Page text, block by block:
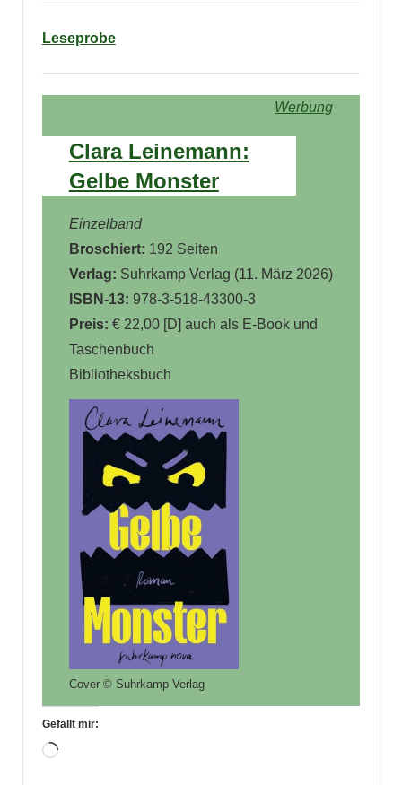
Leseprobe
Werbung
Clara Leinemann:
Gelbe Monster
Einzelband
Broschiert: 192 Seiten
Verlag: Suhrkamp Verlag (11. März 2026)
ISBN-13: 978-3-518-43300-3
Preis: € 22,00 [D] auch als E-Book und
Taschenbuch
Bibliotheksbuch
Cover © Suhrkamp Verlag
Gefällt mir:
Wird